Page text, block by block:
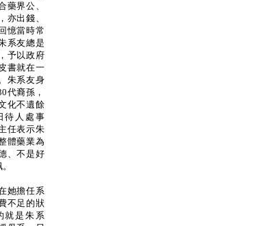
藥界公、
亦出錢、
憶當時常
系友總是
予以政府
書就在一
朱系友身
代裔孫，
化不遺餘
待人處事
任表示朱
體藥業為
、不是好
她擔任系
不足的狀
就是朱系